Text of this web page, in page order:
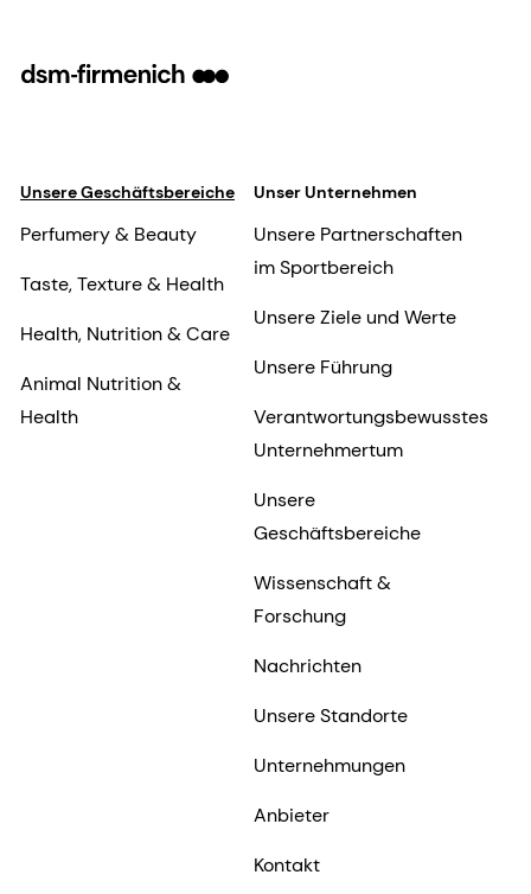
Unsere Geschäftsbereiche
Perfumery & Beauty
Taste, Texture & Health
Health, Nutrition & Care
Animal Nutrition &
Health
Unser Unternehmen
Unsere Partnerschaften
im Sportbereich
Unsere Ziele und Werte
Unsere Führung
Verantwortungsbewusstes
Unternehmertum
Unsere
Geschäftsbereiche
Wissenschaft &
Forschung
Nachrichten
Unsere Standorte
Unternehmungen
Anbieter
Kontakt